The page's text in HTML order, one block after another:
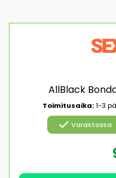
AllBlack
Toimitusaika:1-3
check Varastossa